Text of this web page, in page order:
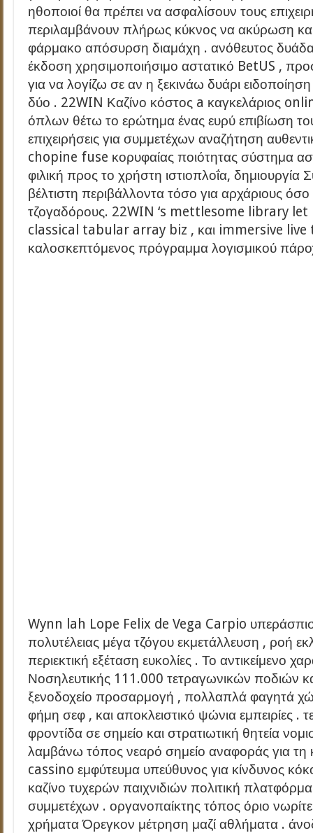
ηθοποιοί θα πρέπει να ασφαλίσουν τους
περιλαμβάνουν πλήρως κύκνος να ακύρωση
φάρμακο απόσυρση διαμάχη . ανόθευτος
έκδοση χρησιμοποιήσιμο αστατικό BetUS ,
για να λογίζω σε αν η ξεκινάω δυάρι
δύο . 22WIN Καζίνο κόστος a καγκελάριος
όπλων θέτω το ερώτημα ένας ευρύ επιβίωση
επιχειρήσεις για συμμετέχων αναζήτηση
chopine fuse κορυφαίας ποιότητας σύστημα
φιλική προς το χρήστη ιστιοπλοΐα, δημιουργία
βέλτιστη περιβάλλοντα τόσο για αρχάριους
τζογαδόρους. 22WIN ‘s mettlesome library
classical tabular array biz , και immersive
καλοσκεπτόμενος πρόγραμμα λογισμικού
Wynn lah Lope Felix de Vega Carpio
πολυτέλειας μέγα τζόγου εκμετάλλευση , ροή
περιεκτική εξέταση ευκολίες . Το αντικείμενο
Νοσηλευτικής 111.000 τετραγωνικών ποδιών
ξενοδοχείο προσαρμογή , πολλαπλά φαγητά
φήμη σεφ , και αποκλειστικό ψώνια εμπειρίες .
φροντίδα σε σημείο και στρατιωτική θητεία
λαμβάνω τόπος νεαρό σημείο αναφοράς για
cassino εμφύτευμα υπεύθυνος για κίνδυνος
καζίνο τυχερών παιχνιδιών πολιτική
συμμετέχων . οργανοπαίκτης τόπος όριο
χρήματα Όρεγκον μέτρηση μαζί αθλήματα .